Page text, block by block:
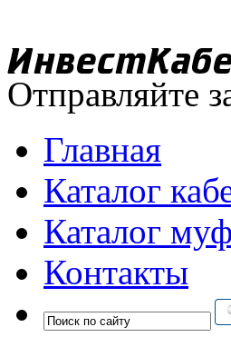
Отправляйте
Главная
Каталог
Каталог
Контакты